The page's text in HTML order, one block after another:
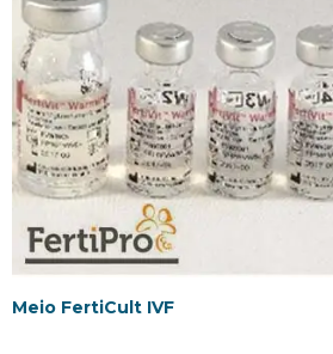
Meio FertiCult IVF